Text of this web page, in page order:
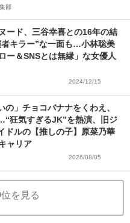
部
ード、三谷幸喜との16年の結
キラー”な一面も…小林聡美
ー＆SNSとは無縁」な女優人
2024/12/15
の」チョコバナナをくわえ、
狂気すぎるJK”を熱演、旧ジ
ドルの【推しの子】原菜乃華
ャリア
2026/08/05
を見る